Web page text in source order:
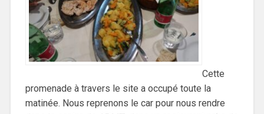
Cette
promenade à travers le site a occupé toute la
matinée. Nous reprenons le car pour nous rendre